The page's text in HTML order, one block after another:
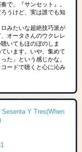
で、『サンセット』。
うけど、実は誰でも知
みたいな超絶技巧派が
オータさんのウクレレ
いてもほのぼのしま
います。いや、集めて
た」という感じかな。
ードで聴くと心に沁み
Sesenta Y Tres(When